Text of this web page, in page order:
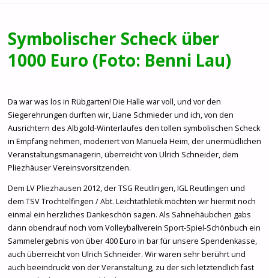
Symbolischer Scheck über
1000 Euro (Foto: Benni Lau)
Da war was los in Rübgarten! Die Halle war voll, und vor den
Siegerehrungen durften wir, Liane Schmieder und ich, von den
Ausrichtern des Albgold-Winterlaufes den tollen symbolischen Scheck
in Empfang nehmen, moderiert von Manuela Heim, der unermüdlichen
Veranstaltungsmanagerin, überreicht von Ulrich Schneider, dem
Pliezhäuser Vereinsvorsitzenden.
Dem LV Pliezhausen 2012, der TSG Reutlingen, IGL Reutlingen und
dem TSV Trochtelfingen / Abt. Leichtathletik möchten wir hiermit noch
einmal ein herzliches Dankeschön sagen. Als Sahnehäubchen gabs
dann obendrauf noch vom Volleyballverein Sport-Spiel-Schönbuch ein
Sammelergebnis von über 400 Euro in bar für unsere Spendenkasse,
auch überreicht von Ulrich Schneider. Wir waren sehr berührt und
auch beeindruckt von der Veranstaltung, zu der sich letztendlich fast